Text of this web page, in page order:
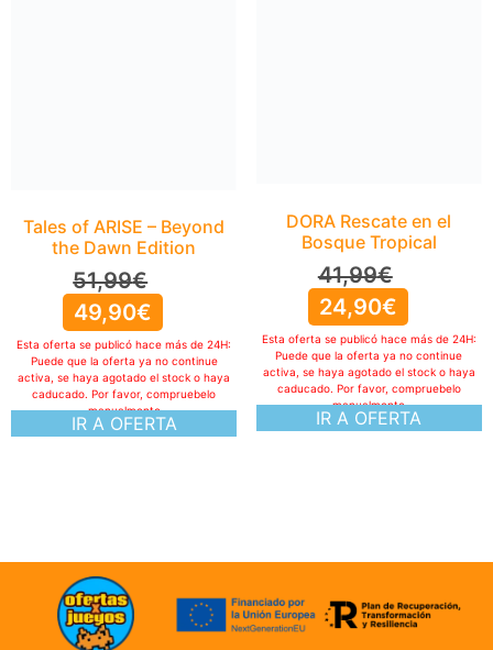
Tales of ARISE – Beyond
the Dawn Edition
51,99€
49,90€
IR A OFERTA
Esta oferta se publicó hace más de 24H:
Puede que la oferta ya no continue
activa, se haya agotado el stock o haya
caducado. Por favor, compruebelo
manualmente
DORA Rescate en el
Bosque Tropical
41,99€
24,90€
IR A OFERTA
Esta oferta se publicó hace más de 24H:
Puede que la oferta ya no continue
activa, se haya agotado el stock o haya
caducado. Por favor, compruebelo
manualmente